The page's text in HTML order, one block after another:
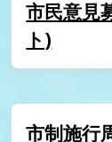
市民意見
ト)
市制施行